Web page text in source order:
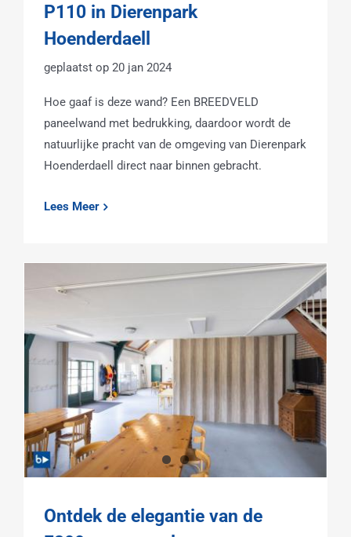
P110 in Dierenpark
Hoenderdaell
20 jan 2024
Hoe gaaf is deze wand? Een BREEDVELD
paneelwand met bedrukking, daardoor wordt de
natuurlijke pracht van de omgeving van Dierenpark
Hoenderdaell direct naar binnen gebracht.
Lees Meer
Ontdek de elegantie van de